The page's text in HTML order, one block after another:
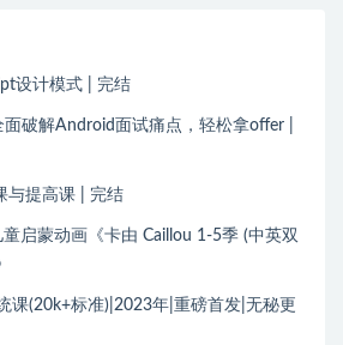
设计模式 | 完结
面破解Android面试痛点，轻松拿offer |
与提高课 | 完结
童启蒙动画《卡由 Caillou 1-5季 (中英双
课(20k+标准)|2023年|重磅首发|无秘更